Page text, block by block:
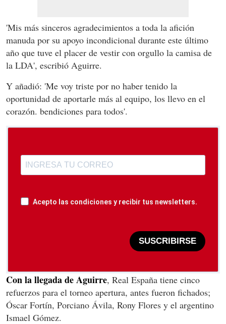
'Mis más sinceros agradecimientos a toda la afición
manuda por su apoyo incondicional durante este último
año que tuve el placer de vestir con orgullo la camisa de
la LDA', escribió Aguirre.
Y añadió: 'Me voy triste por no haber tenido la
oportunidad de aportarle más al equipo, los llevo en el
corazón. bendiciones para todos'.
Acepto las condiciones y recibir tus newsletters.
SUSCRIBIRSE
Con la llegada de Aguirre, Real España tiene cinco
refuerzos para el torneo apertura, antes fueron fichados;
Óscar Fortín, Porciano Ávila, Rony Flores y el argentino
Ismael Gómez.